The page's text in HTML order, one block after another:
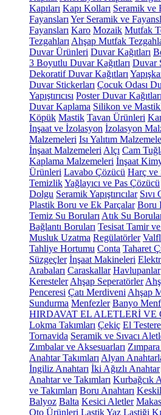
Kapıları Kapı Kolları Seramik ve
Fayansları Yer Seramik ve
Fayansları Karo Mozaik Mutfak
Tezgahları Ahşap Mutfak
Duvar Ürünleri Duvar Kağıtları
3 Boyutlu Duvar Kağıtları Duvar
Dekoratif Duvar Kağıtları
Duvar Stickerları Çocuk Odası
Yapıştırıcısı Poster Duvar Kağıtları
Duvar Kaplama Silikon ve
Köpük Mastik Tavan Ürünleri
İnşaat ve İzolasyon İzolasyon
Malzemeleri Isı Yalıtım
İnşaat Malzemeleri Alçı Cam
Kaplama Malzemeleri İnşaat
Ürünleri Lavabo Çözücü Harç ve
TemizlikYağlayıcı ve Pas Çözücü
Dolgu Seramik Yapıştırıcılar Sıvı
Plastik Boru ve Ek Parçalar Boru
Temiz Su Boruları Atık Su
Bağlantı Boruları Tesisat Tamir
Musluk Uzatma Regülatörler
Tahliye Hortumu Conta Taharet
Süzgeçler İnşaat Makineleri
Arabaları Caraskallar Havlupanlar
Keresteler Ahşap Seperatörler
Penceresi Çatı Merdiveni Ahşap
Sundurma Menfezler Banyo
HIRDAVAT EL ALETLERİ VE
Lokma Takımları Çekiç El
Tornavida Seramik ve Sıvacı
Zımbalar ve Aksesuarları
Anahtar Takımları Alyan
İngiliz Anahtarı İki Ağızlı Anahtar
Anahtar ve Takımları Kurbağcık
ve Takımları Boru Anahtarı
Balyoz Balta Kesici Aletler Makas
Oto Ürünleri LastikYaz Lastiği